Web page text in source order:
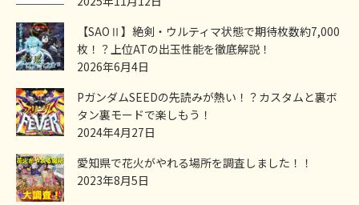
【SAOⅡ】絶剣・ウルティマ状態で期待枚数約7,000
枚！？上位ATの出玉性能を徹底解説！
2026年6月4日
PガンダムSEEDの先読みが熱い！？カスタムと裏ボ
タン裏モードで楽しもう！
2024年4月27日
愛知県で花火がやれる場所を調査しました！！
2023年8月5日